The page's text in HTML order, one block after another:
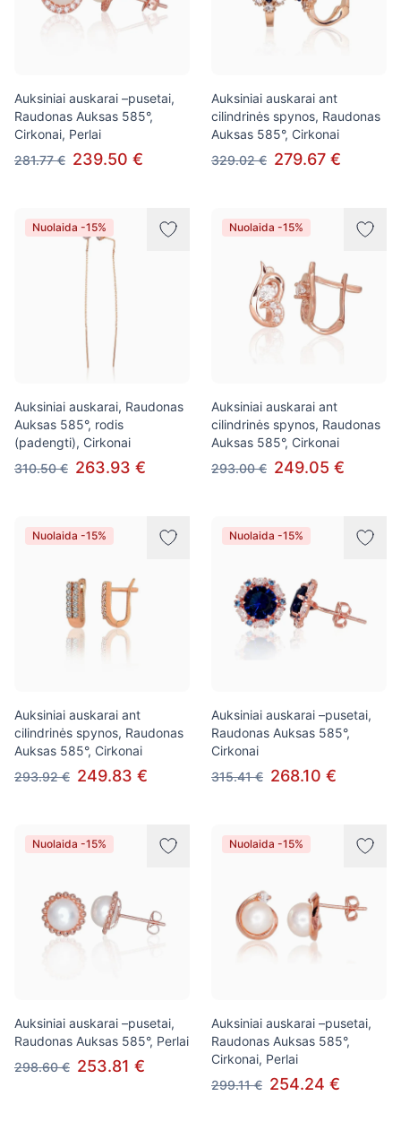
Auksiniai auskarai –pusetai,
Raudonas Auksas 585°,
Cirkonai, Perlai
281.77 € 239.50 €
Auksiniai auskarai ant
cilindrinės spynos, Raudonas
Auksas 585°, Cirkonai
329.02 € 279.67 €
Nuolaida -15%
Auksiniai auskarai, Raudonas
Auksas 585°, rodis
(padengti), Cirkonai
310.50 € 263.93 €
Nuolaida -15%
Auksiniai auskarai ant
cilindrinės spynos, Raudonas
Auksas 585°, Cirkonai
293.00 € 249.05 €
Nuolaida -15%
Auksiniai auskarai ant
cilindrinės spynos, Raudonas
Auksas 585°, Cirkonai
293.92 € 249.83 €
Nuolaida -15%
Auksiniai auskarai –pusetai,
Raudonas Auksas 585°,
Cirkonai
315.41 € 268.10 €
Nuolaida -15%
Auksiniai auskarai –pusetai,
Raudonas Auksas 585°, Perlai
298.60 € 253.81 €
Nuolaida -15%
Auksiniai auskarai –pusetai,
Raudonas Auksas 585°,
Cirkonai, Perlai
299.11 € 254.24 €